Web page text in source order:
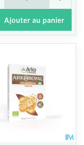
Ajouter au panier